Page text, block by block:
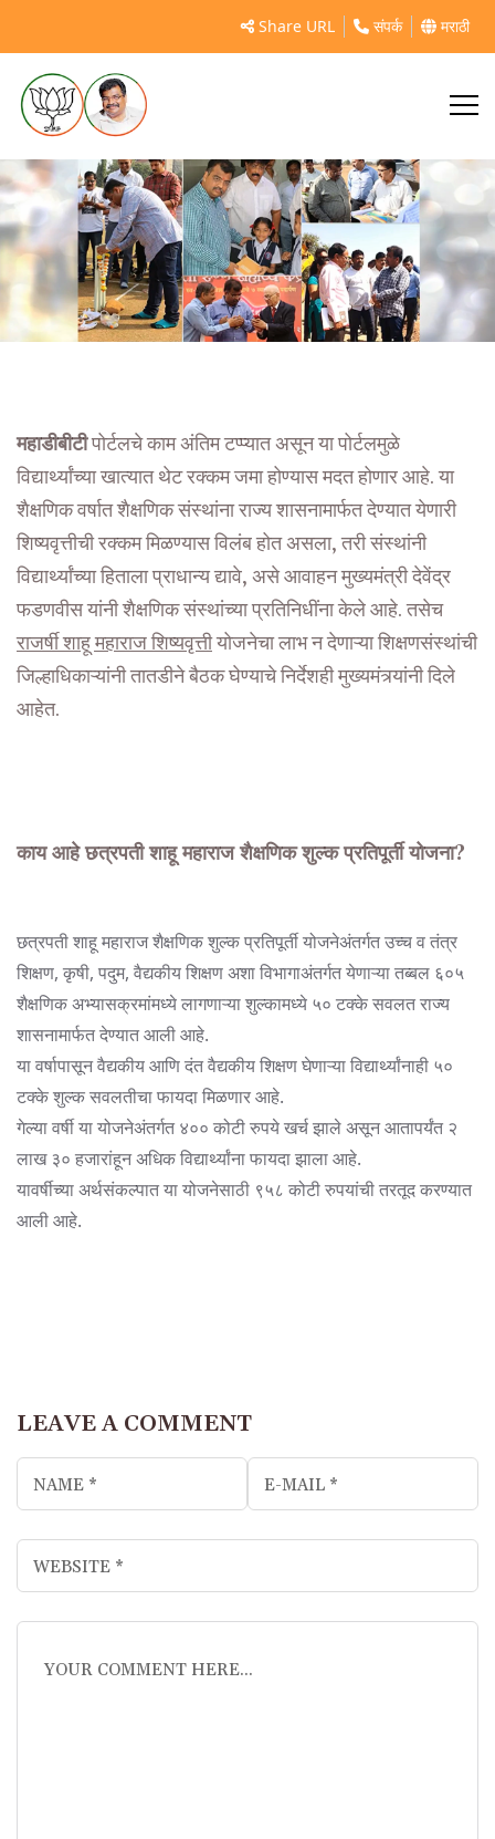
Share URL संपर्क मराठी
छत्रपती शाहू महाराज शैक्षणिक शुल्क प्रतिपूर्ती योजना
महाडीबीटीपोर्टलचे काम अंतिम टप्प्यात असून या पोर्टलमुळे
विद्यार्थ्यांच्या खात्यात थेट रक्कम जमा होण्यास मदत होणार आहे. या
शैक्षणिक वर्षात शैक्षणिक संस्थांना राज्य शासनामार्फत देण्यात येणारी
शिष्यवृत्तीची रक्कम मिळण्यास विलंब होत असला, तरी संस्थांनी
विद्यार्थ्यांच्या हिताला प्राधान्य द्यावे, असे आवाहन मुख्यमंत्री देवेंद्र
फडणवीस यांनी शैक्षणिक संस्थांच्या प्रतिनिधींना केले आहे. तसेच
राजर्षी शाहू महाराज शिष्यवृत्तीयोजनेचा लाभ न देणाऱ्या शिक्षणसंस्थांची
जिल्हाधिकाऱ्यांनी तातडीने बैठक घेण्याचे निर्देशही मुख्यमंत्र्यांनी दिले
आहेत.
काय आहे छत्रपती शाहू महाराज शैक्षणिक शुल्क प्रतिपूर्ती योजना?
छत्रपती शाहू महाराज शैक्षणिक शुल्क प्रतिपूर्ती योजनेअंतर्गत उच्च व तंत्र
शिक्षण, कृषी, पदुम, वैद्यकीय शिक्षण अशा विभागाअंतर्गत येणाऱ्या तब्बल ६०५
शैक्षणिक अभ्यासक्रमांमध्ये लागणाऱ्या शुल्कामध्ये ५० टक्के सवलत राज्य
शासनामार्फत देण्यात आली आहे.
या वर्षापासून वैद्यकीय आणि दंत वैद्यकीय शिक्षण घेणाऱ्या विद्यार्थ्यांनाही ५०
टक्के शुल्क सवलतीचा फायदा मिळणार आहे.
गेल्या वर्षी या योजनेअंतर्गत ४०० कोटी रुपये खर्च झाले असून आतापर्यंत २
लाख ३० हजारांहून अधिक विद्यार्थ्यांना फायदा झाला आहे.
यावर्षीच्या अर्थसंकल्पात या योजनेसाठी ९५८ कोटी रुपयांची तरतूद करण्यात
आली आहे.
LEAVE A COMMENT